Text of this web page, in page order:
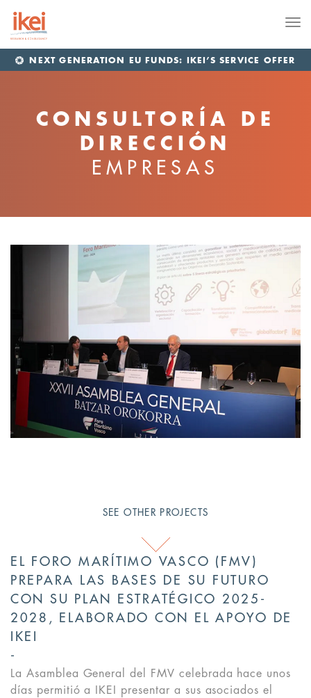
NEXT GENERATION EU FUNDS: IKEI’S SERVICE OFFER
CONSULTORÍA DE
DIRECCIÓN
EMPRESAS
SEE OTHER PROJECTS
EL FORO MARÍTIMO VASCO (FMV)
PREPARA LAS BASES DE SU FUTURO
CON SU PLAN ESTRATÉGICO 2025-
2028, ELABORADO CON EL APOYO DE
IKEI
La Asamblea General del FMV celebrada hace unos
días permitió a IKEI presentar a sus asociados el